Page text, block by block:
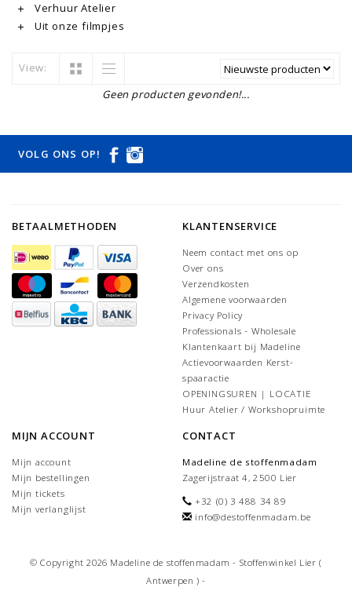
Verhuur Atelier
Uit onze filmpjes
View:
Geen producten gevonden!...
VOLG ONS OP!
BETAALMETHODEN KLANTENSERVICE
Neem contact met ons op
Over ons
Verzendkosten
Algemene voorwaarden
Privacy Policy
Professionals - Wholesale
Klantenkaart bij Madeline
Actievoorwaarden Kerst-
spaaractie
OPENINGSUREN | LOCATIE
Huur Atelier / Workshopruimte
MIJN ACCOUNT
Mijn account
Mijn bestellingen
Mijn tickets
Mijn verlanglijst
CONTACT
Madeline de stoffenmadam
Zagerijstraat 4, 2500 Lier
+32 (0) 3 488 34 89
info@destoffenmadam.be
© Copyright 2026 Madeline de stoffenmadam - Stoffenwinkel Lier (
Antwerpen ) -